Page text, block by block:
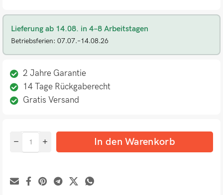
Lieferung ab 14.08. in 4–8 Arbeitstagen
Betriebsferien: 07.07.–14.08.26
2 Jahre Garantie
14 Tage Rückgaberecht
Gratis Versand
In den Warenkorb